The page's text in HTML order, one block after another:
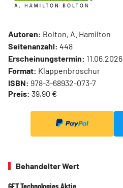
Autoren: Bolton, A. Hamilton
Seitenanzahl: 448
Erscheinungstermin: 11.06.2026
Format: Klappenbroschur
ISBN: 978-3-68932-073-7
Preis: 39,90 €
Behandelter Wert
GFT Technologies Aktie